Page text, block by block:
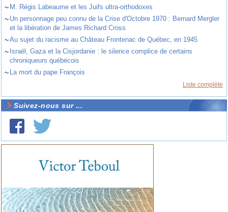
~ M. Régis Labeaume et les Juifs ultra-orthodoxes
~ Un personnage peu connu de la Crise d'Octobre 1970 : Bernard Mergler
et la libération de James Richard Cross
~Au sujet du racisme au Château Frontenac de Québec, en 1945
~ Israël, Gaza et la Cisjordanie : le silence complice de certains
chroniqueurs québécois
~ La mort du pape François
Liste complète
Suivez-nous sur ...